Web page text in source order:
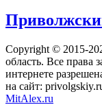
Copyright © 2015-
область. Все права
интернете
на сайт:
MitAlex.ru